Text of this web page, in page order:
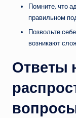
Помните, что
правильном
Позвольте
возникают
Ответы